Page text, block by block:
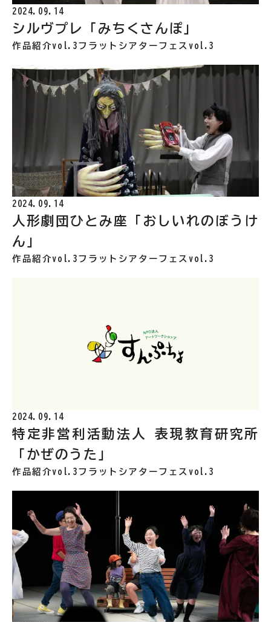
2024.09.14
シルヴプレ「みちくさんぽ」
作品紹介vol.3 フラットシアターフェスvol.3
2024.09.14
人形劇団ひとみ座「おしいれのぼうけ
ん」
作品紹介vol.3 フラットシアターフェスvol.3
2024.09.14
特定非営利活動法人 表現教育研究所
「かぜのうた」
作品紹介vol.3 フラットシアターフェスvol.3